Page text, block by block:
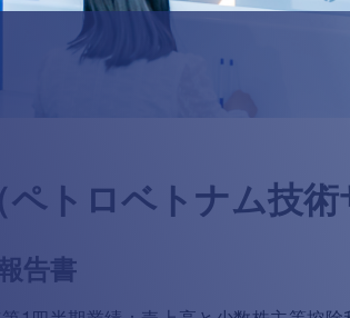
ペトロベトナム技術
告書